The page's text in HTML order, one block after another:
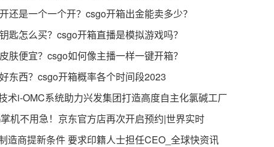
还是一个一个开？csgo开箱出金能卖多少？
匙怎么买？csgo开箱直播是模拟游戏吗？
肤便宜？csgo如何像主播一样一键开箱？
东西？csgo开箱概率各个时间段2023
术i-OMC系统助力兴发集团打造高度自主化氯碱工厂
机不用急！京东官方店再次开启预约|世界实时
造商提新条件 要求印籍人士担任CEO_全球快资讯